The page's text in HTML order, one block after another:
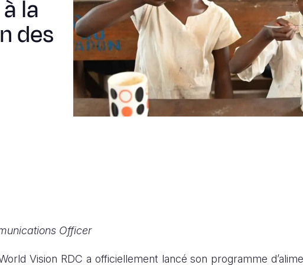
la
des
Officer
Vision RDC a officiellement lancé son programme